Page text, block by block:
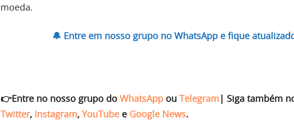
moeda.
🔔 Entre em nosso grupo no WhatsApp e fique
👉Entre no nosso grupo do WhatsApp ou Telegram | Siga também
Twitter, Instagram, YouTube e Google News.